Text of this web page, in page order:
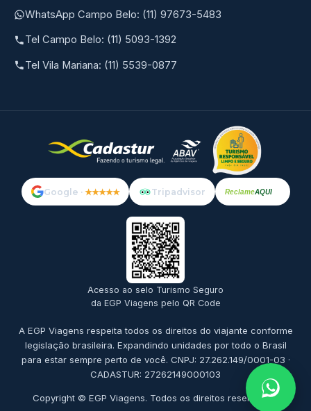
WhatsApp Campo Belo: (11) 97673-5483
Tel Campo Belo: (11) 5093-1392
Tel Vila Mariana: (11) 5539-0877
Google · ★★★★★ Tripadvisor ReclameAQUI
Acesso ao selo Turismo Seguro
da EGP Viagens pelo QR Code
A EGP Viagens respeita todos os direitos do viajante conforme
legislação brasileira. Expandindo unidades por todo o Brasil
para estar sempre perto de você. CNPJ: 27.262.149/0001-03 ·
CADASTUR: 27262149000103
Copyright © EGP Viagens. Todos os direitos reservados.